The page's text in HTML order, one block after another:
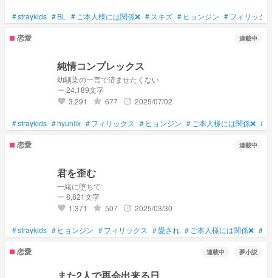
#straykids #BL # ご本人様には関係❌ # スキズ # ヒョンジン #フィリック
恋愛 連載中
純情コンプレックス
幼馴染の一言で済ませたくない
ー 24,189文字
favorite 3,291 grade 677 update 2025/07/02
#straykids #hyunlix #フィリックス # ヒョンジン # ご本人様には関係❌ #
恋愛 連載中
君を歪む
一緒に堕ちて
ー 8,821文字
favorite 1,371 grade 507 update 2025/03/30
#straykids # ヒョンジン #フィリックス #愛され # ご本人様には関係❌ #
恋愛 連載中 夢小説
また2人で再会出来る日